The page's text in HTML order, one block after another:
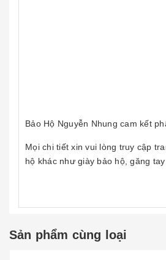
Bảo Hộ Nguyễn Nhung cam kết
Mọi chi tiết xin vui lòng truy cập
hộ khác như giày bảo hộ, găng
Sản phẩm cùng loại